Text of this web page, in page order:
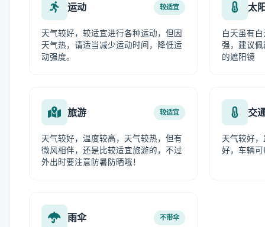
运动 较适宜
天气较好，较适宜进行各种运动，但因
天气热，请适当减少运动时间，降低运
动强度。
太
白天虽有
强，建议
的遮阳镜
旅游 较适宜
天气较好，温度较高，天气较热，但有
微风相伴，还是比较适宜旅游的，不过
外出时要注意防暑防晒哦！
交
天气较好
好，车辆
雨伞 不带伞